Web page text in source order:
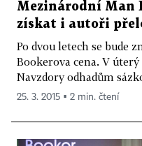
Mezinárodní Man
získat i autoři
Po dvou letech se bude
Bookerova cena. V
Navzdory odhadům
25. 3. 2015 ▪ 2 min. čtení